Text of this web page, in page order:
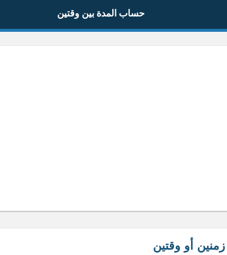
حساب المدة بين وقتين
زمنين أو وقتين